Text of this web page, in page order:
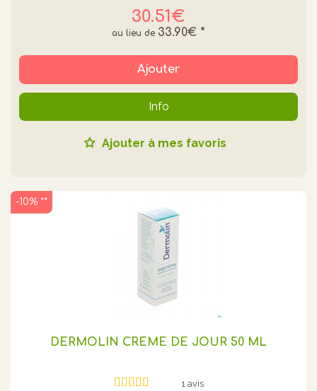
30.51€
33.90€ *
Ajouter
Info
Ajouter à mes favoris
DERMOLIN CREME DE JOUR 50 ML
1 avis
-10% **